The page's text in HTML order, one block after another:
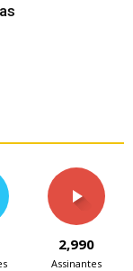
2,990
Assinantes